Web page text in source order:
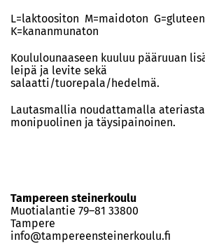
L=laktoositon M=maidoton
K=kananmunaton
Koululounaaseen kuuluu pääruuan
leipä ja levite sekä
salaatti/tuorepala/hedelmä.
Lautasmallia noudattamalla
monipuolinen ja täysipainoinen.
Tampereen steinerkoulu
Muotialantie 79–81 33800
Tampere
info@tampereensteinerkoulu.fi